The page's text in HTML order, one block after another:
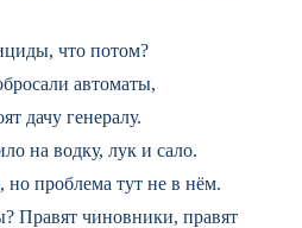
что потом?
автоматы,
дачу генералу.
на водку, лук и сало.
проблема тут не в нём.
Правят чиновники, правят